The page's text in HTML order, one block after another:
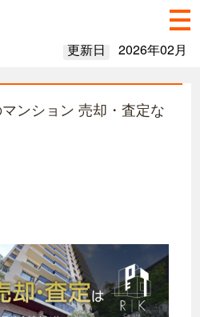
更新日 2026年02月
ンション 売却・査定な